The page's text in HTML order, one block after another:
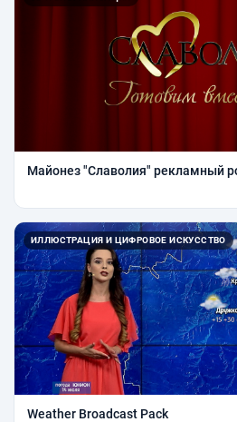
Майонез "Славолия" рекламный
ИЛЛЮСТРАЦИЯ И ЦИФРОВОЕ ИСКУССТВО
Weather Broadcast Pack